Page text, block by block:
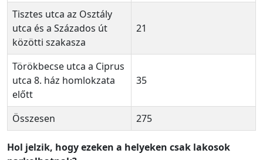
Tisztes utca az Osztály
utca és a Százados út
közötti szakasza
21
Törökbecse utca a Ciprus
utca 8. ház homlokzata
előtt
35
Összesen 275
Hol jelzik, hogy ezeken a helyeken csak lakosok